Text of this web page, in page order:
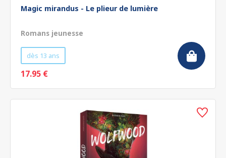
Magic mirandus - Le plieur de lumière
Romans jeunesse
dès 13 ans
17.95 €